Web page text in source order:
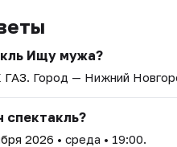
Ищу мужа?
ГАЗ. Город — Нижний
спектакль?
2026 • среда • 19:00.